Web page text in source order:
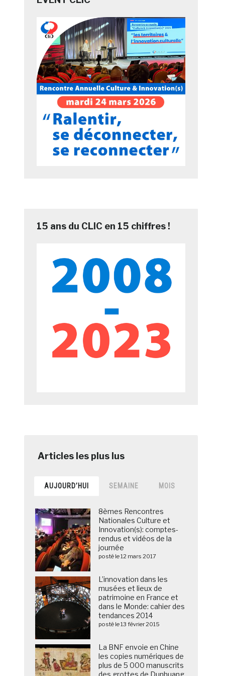
15 ans du CLIC en 15 chiffres !
AUJOURD’HUI SEMAINE MOIS
8èmes Rencontres
Nationales Culture et
Innovation(s): comptes-
rendus et vidéos de la
journée
posté le 12 mars 2017
L’innovation dans les
musées et lieux de
patrimoine en France et
dans le Monde: cahier des
tendances 2014
posté le 13 février 2015
La BNF envoie en Chine
les copies numériques de
plus de 5 000 manuscrits